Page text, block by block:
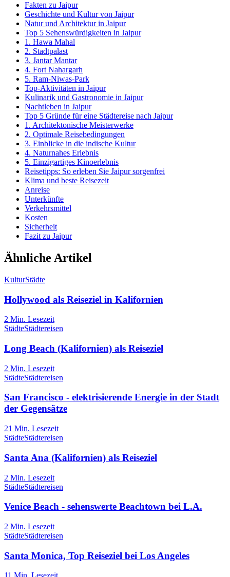
Fakten zu Jaipur
Geschichte und Kultur von Jaipur
Natur und Architektur in Jaipur
Top 5 Sehenswürdigkeiten in Jaipur
1. Hawa Mahal
2. Stadtpalast
3. Jantar Mantar
4. Fort Nahargarh
5. Ram-Niwas-Park
Top-Aktivitäten in Jaipur
Kulinarik und Gastronomie in Jaipur
Nachtleben in Jaipur
Top 5 Gründe für eine Städtereise nach Jaipur
1. Architektonische Meisterwerke
2. Optimale Reisebedingungen
3. Einblicke in die indische Kultur
4. Naturnahes Erlebnis
5. Einzigartiges Kinoerlebnis
Reisetipps: So erleben Sie Jaipur sorgenfrei
Klima und beste Reisezeit
Anreise
Unterkünfte
Verkehrsmittel
Kosten
Sicherheit
Fazit zu Jaipur
Ähnliche Artikel
KulturStädte
Hollywood als Reiseziel in Kalifornien
2 Min. Lesezeit
StädteStädtereisen
Long Beach (Kalifornien) als Reiseziel
2 Min. Lesezeit
StädteStädtereisen
San Francisco - elektrisierende Energie in der Stadt
der Gegensätze
21 Min. Lesezeit
StädteStädtereisen
Santa Ana (Kalifornien) als Reiseziel
2 Min. Lesezeit
StädteStädtereisen
Venice Beach - sehenswerte Beachtown bei L.A.
2 Min. Lesezeit
StädteStädtereisen
Santa Monica, Top Reiseziel bei Los Angeles